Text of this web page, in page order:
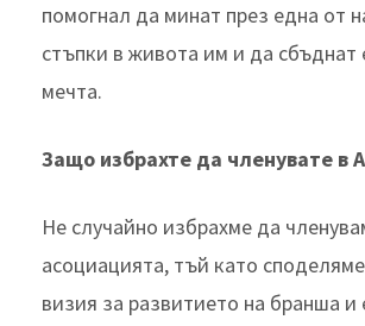
помогнал да минат през една от
стъпки в живота им и да сбъднат
мечта.
Защо избрахте да членувате в
Не случайно избрахме да
асоциацията, тъй като
визия за развитието на бранша